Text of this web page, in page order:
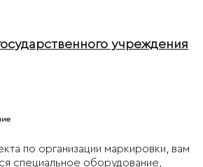
учреждения
по организации маркировки, вам
специальное оборудование,